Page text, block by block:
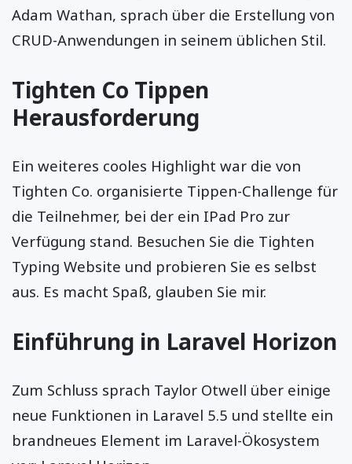
Adam Wathan, sprach über die Erstellung von
CRUD-Anwendungen in seinem üblichen Stil.
Tighten Co Tippen
Herausforderung
Ein weiteres cooles Highlight war die von
Tighten Co. organisierte Tippen-Challenge für
die Teilnehmer, bei der ein IPad Pro zur
Verfügung stand. Besuchen Sie die Tighten
Typing Website und probieren Sie es selbst
aus. Es macht Spaß, glauben Sie mir.
Einführung in Laravel Horizon
Zum Schluss sprach Taylor Otwell über einige
neue Funktionen in Laravel 5.5 und stellte ein
brandneues Element im Laravel-Ökosystem